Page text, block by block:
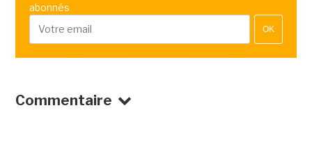
abonnés
OK
Commentaire